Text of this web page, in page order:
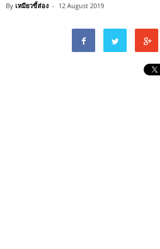
By เหมียวขี้ส่อง - 12 August 2019